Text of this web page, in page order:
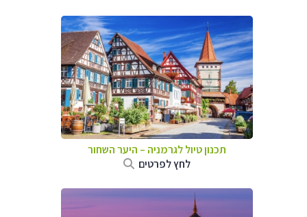
תכנון טיול לגרמניה – היער השחור
לחץ לפרטים